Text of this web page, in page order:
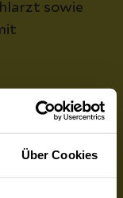
Über Cookies
sowie